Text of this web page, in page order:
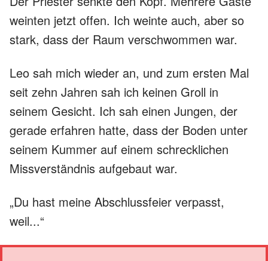
weinten jetzt offen. Ich weinte auch, aber so
stark, dass der Raum verschwommen war.
Leo sah mich wieder an, und zum ersten Mal
seit zehn Jahren sah ich keinen Groll in
seinem Gesicht. Ich sah einen Jungen, der
gerade erfahren hatte, dass der Boden unter
seinem Kummer auf einem schrecklichen
Missverständnis aufgebaut war.
„Du hast meine Abschlussfeier verpasst,
weil...“